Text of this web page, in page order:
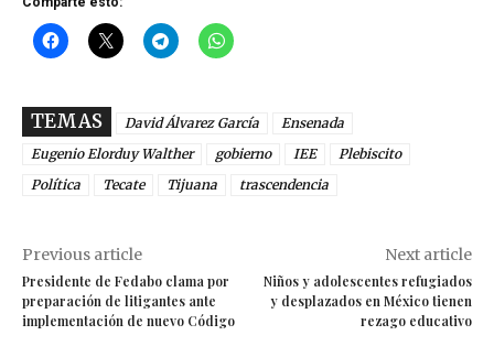
TEMAS David Álvarez García
Ensenada
Eugenio Elorduy Walther
gobierno IEE
Plebiscito
Política
Tecate Tijuana trascendencia
Previous article
Presidente de Fedabo clama por
preparación de litigantes ante
implementación de nuevo Código
Next article
Niños y adolescentes refugiados
y desplazados en México tienen
rezago educativo